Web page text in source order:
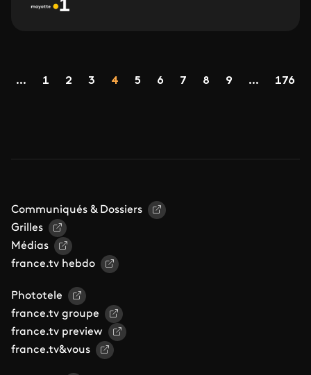
précédente
... Page
1 Page
2 Page
3 Page
4 Page
5 Page
6 Page
7 Page
8 Page
9 ... 176
Communiqués & Dossiers
Grilles
Médias
france.tv hebdo
Phototele
france.tv groupe
france.tv preview
france.tv&vous